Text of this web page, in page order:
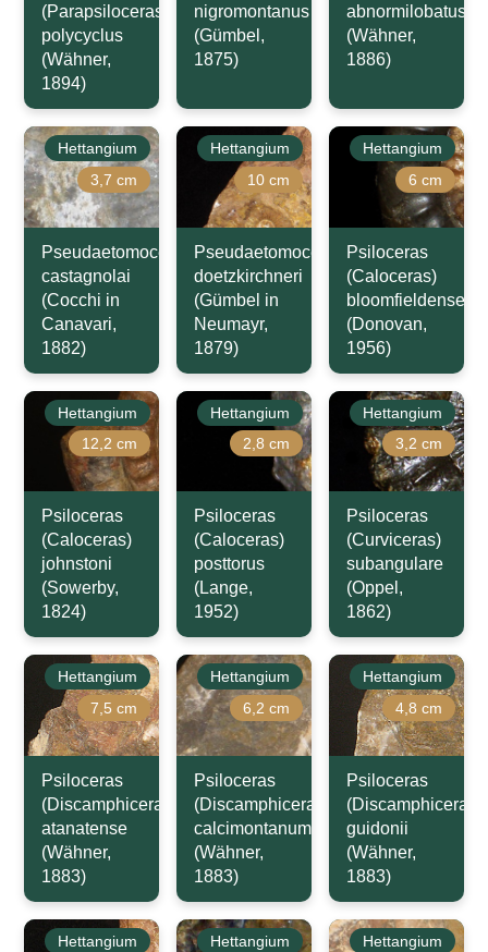
(Parapsiloceras)
polycyclus
(Wähner,
1894)
nigromontanus
(Gümbel,
1875)
abnormilobatus
(Wähner,
1886)
Hettangium
3,7 cm
Pseudaetomoceras
castagnolai
(Cocchi in
Canavari,
1882)
Hettangium
10 cm
Pseudaetomoceras
doetzkirchneri
(Gümbel in
Neumayr,
1879)
Hettangium
6 cm
Psiloceras
(Caloceras)
bloomfieldense
(Donovan,
1956)
Hettangium
12,2 cm
Psiloceras
(Caloceras)
johnstoni
(Sowerby,
1824)
Hettangium
2,8 cm
Psiloceras
(Caloceras)
posttorus
(Lange,
1952)
Hettangium
3,2 cm
Psiloceras
(Curviceras)
subangulare
(Oppel,
1862)
Hettangium
7,5 cm
Psiloceras
(Discamphiceras)
atanatense
(Wähner,
1883)
Hettangium
6,2 cm
Psiloceras
(Discamphiceras)
calcimontanum
(Wähner,
1883)
Hettangium
4,8 cm
Psiloceras
(Discamphiceras)
guidonii
(Wähner,
1883)
Hettangium
Hettangium
Hettangium